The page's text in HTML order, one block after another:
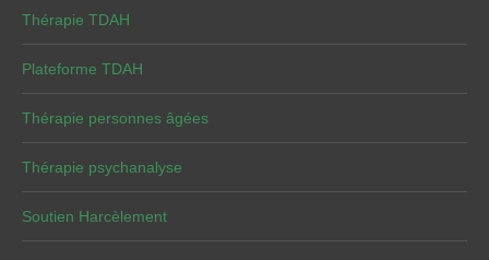
Thérapie TDAH
Plateforme TDAH
Thérapie personnes âgées
Thérapie psychanalyse
Soutien Harcèlement